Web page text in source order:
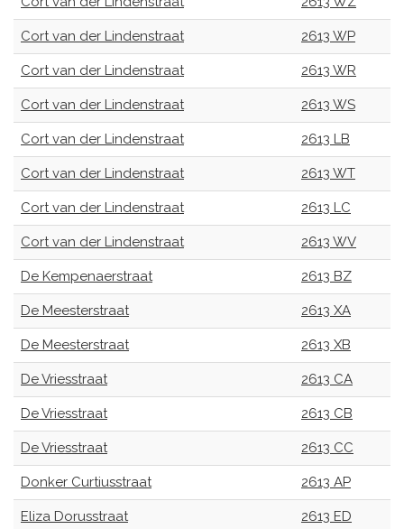
Cort van der Lindenstraat 2613 WP
Cort van der Lindenstraat 2613 WR
Cort van der Lindenstraat 2613 WS
Cort van der Lindenstraat 2613 LB
Cort van der Lindenstraat 2613 WT
Cort van der Lindenstraat 2613 LC
Cort van der Lindenstraat 2613 WV
De Kempenaerstraat 2613 BZ
De Meesterstraat 2613 XA
De Meesterstraat 2613 XB
De Vriesstraat 2613 CA
De Vriesstraat 2613 CB
De Vriesstraat 2613 CC
Donker Curtiusstraat 2613 AP
Eliza Dorusstraat 2613 ED